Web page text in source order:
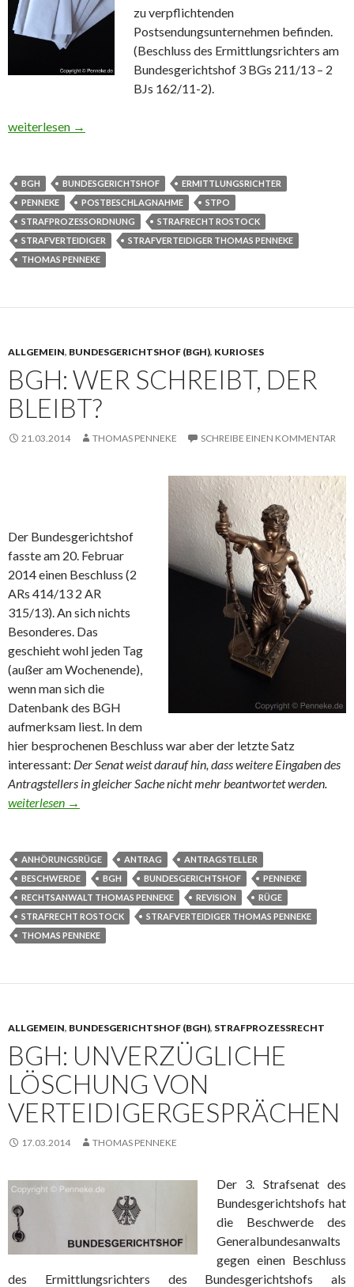
zu verpflichtenden
Postsendungsunternehmen befinden.
(Beschluss des Ermittlungsrichters am
Bundesgerichtshof 3 BGs 211/13 – 2
BJs 162/11-2).
Postbeschlagnahme StPO
weiterlesen →
BGH BUNDESGERICHTSHOF
ERMITTLUNGSRICHTER
PENNEKE
POSTBESCHLAGNAHME
STPO
STRAFPROZESSORDNUNG
STRAFRECHT ROSTOCK
STRAFVERTEIDIGER
STRAFVERTEIDIGER THOMAS PENNEKE
THOMAS PENNEKE
ALLGEMEIN, BUNDESGERICHTSHOF (BGH), KURIOSES
BGH: WER SCHREIBT, DER
BLEIBT?
21.03.2014 THOMAS PENNEKE SCHREIBE EINEN KOMMENTAR
Der Bundesgerichtshof
fasste am 20. Februar
2014 einen Beschluss (2
ARs 414/13 2 AR
315/13). An sich nichts
Besonderes. Das
geschieht wohl jeden Tag
(außer am Wochenende),
wenn man sich die
Datenbank des BGH
aufmerksam liest. In dem
hier besprochenen Beschluss war aber der letzte Satz
interessant: Der Senat weist darauf hin, dass weitere Eingaben des
Antragstellers in gleicher Sache nicht mehr beantwortet werden.
BGH: Wer schreibt, der bleibt?
weiterlesen →
ANHÖRUNGSRÜGE ANTRAG
ANTRAGSTELLER
BESCHWERDE
BGH BUNDESGERICHTSHOF
PENNEKE
RECHTSANWALT THOMAS PENNEKE
REVISION
RÜGE
STRAFRECHT ROSTOCK
STRAFVERTEIDIGER THOMAS PENNEKE
THOMAS PENNEKE
ALLGEMEIN, BUNDESGERICHTSHOF (BGH), STRAFPROZESSRECHT
BGH: UNVERZÜGLICHE
LÖSCHUNG VON
VERTEIDIGERGESPRÄCHEN
17.03.2014 THOMAS PENNEKE
Der 3. Strafsenat des
Bundesgerichtshofs hat
die Beschwerde des
Generalbundesanwalts
gegen einen Beschluss
des Ermittlungsrichters des Bundesgerichtshofs als